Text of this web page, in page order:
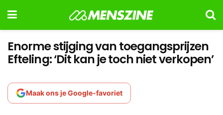
Enorme stijging van toegangsprijzen
Efteling: ‘Dit kan je toch niet verkopen’
Maak ons je Google-favoriet